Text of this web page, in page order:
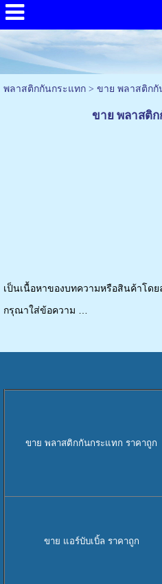
พลาสติกกันกระแทก> ขาย พลาสติกกั
ขาย พลาสติ
เป็นเนื้อหาของบทความหรือสินค้าโดย
กรุณาใส่ข้อความ …
ขาย พลาสติกกันกระแทก ราคาถูก
ขาย แอร์บับเบิ้ล ราคาถูก